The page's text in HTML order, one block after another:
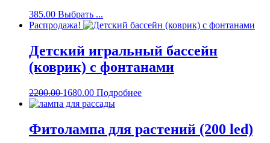
385.00 Выбрать ...
Распродажа!
Детский игральный бассейн
(коврик) с фонтанами
2200.00 1680.00 Подробнее
Фитолампа для растений (200 led)